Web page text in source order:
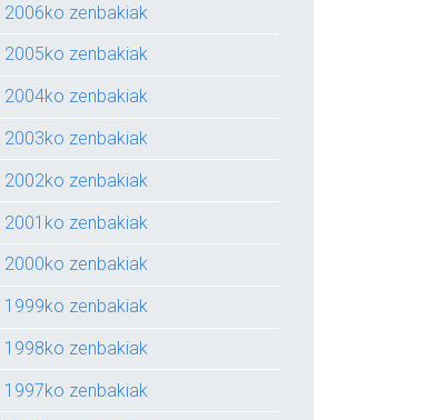
2006ko zenbakiak
2005ko zenbakiak
2004ko zenbakiak
2003ko zenbakiak
2002ko zenbakiak
2001ko zenbakiak
2000ko zenbakiak
1999ko zenbakiak
1998ko zenbakiak
1997ko zenbakiak